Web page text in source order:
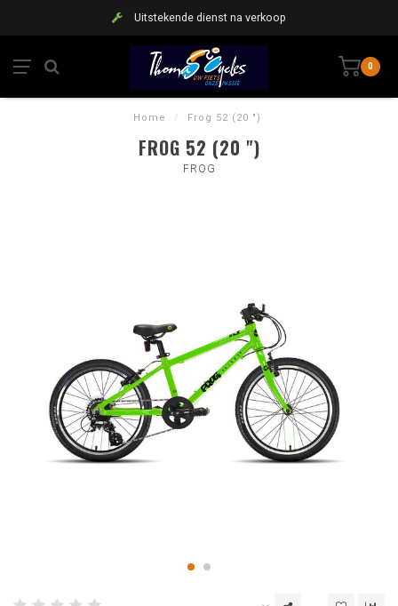
Uitstekende dienst na verkoop
0
Home / Frog 52 (20 ")
FROG 52 (20 ")
FROG